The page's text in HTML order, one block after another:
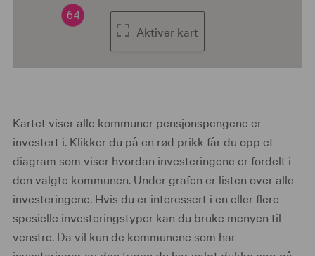
Aktiver kart
64
Kartet viser alle kommuner pensjonspengene er
investert i. Klikker du på en rød prikk får du opp et
diagram som viser hvordan investeringene er fordelt i
den valgte kommunen. Under grafen er listen over alle
investeringene. Hvis du er interessert i en eller flere
spesielle investeringstyper kan du bruke menyen til
venstre. Da vil kun de kommunene som har